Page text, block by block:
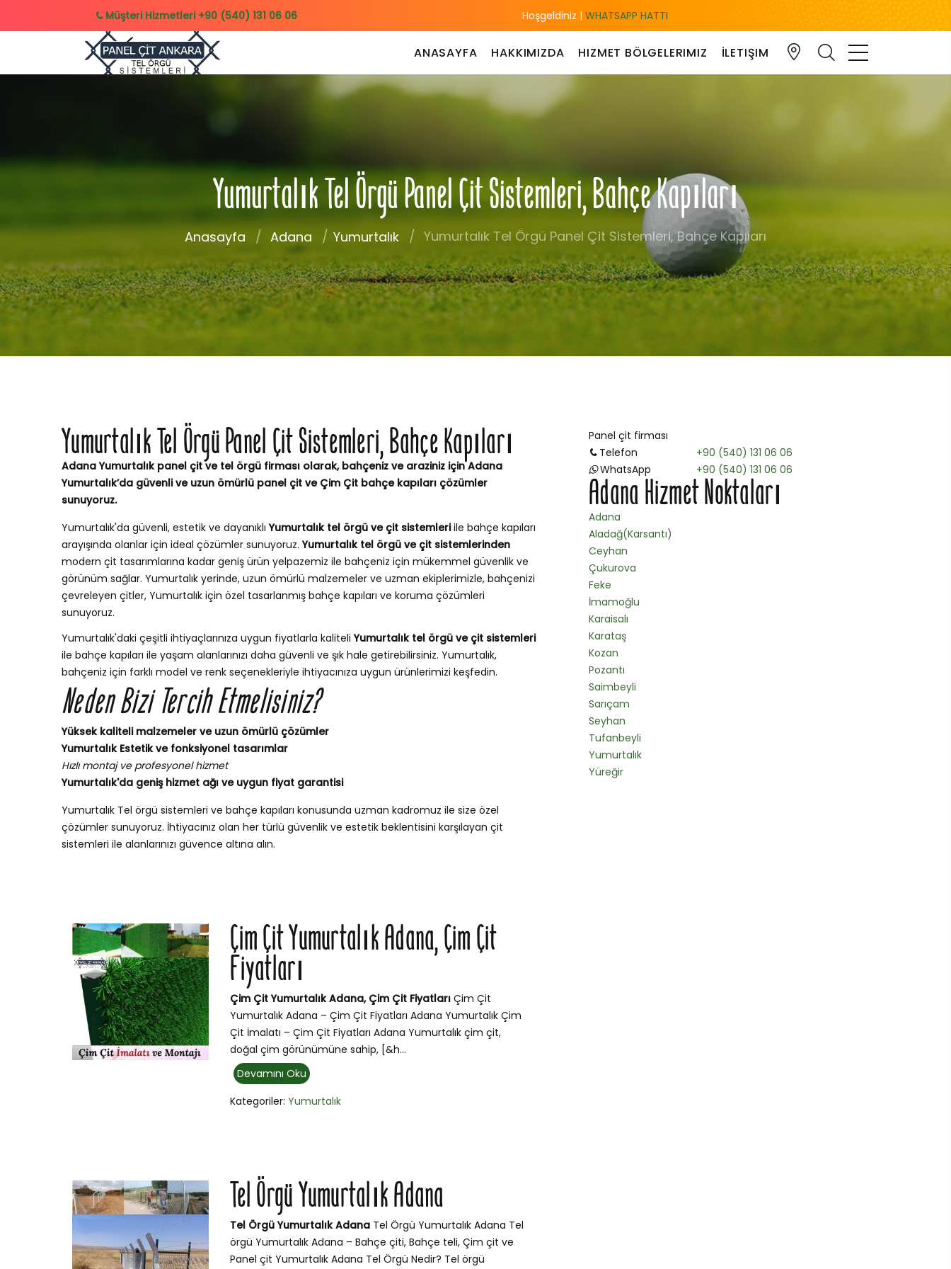
Müşteri Hizmetleri +90 (540) 131 06 06 Hoşgeldiniz | WHATSAPP HATTI
ANASAYFA HAKKIMIZDA HIZMET BÖLGELERIMIZ İLETIŞIM
Yumurtalık Tel Örgü Panel Çit Sistemleri, Bahçe Kapıları
Anasayfa Adana Yumurtalık Yumurtalık Tel Örgü Panel Çit Sistemleri, Bahçe Kapıları
Panel çit firması
Telefon
+90 (540) 131 06 06
WhatsApp
+90 (540) 131 06 06
Adana Hizmet Noktaları
Adana
Aladağ(Karsantı)
Ceyhan
Çukurova
Feke
İmamoğlu
Karaisalı
Karataş
Kozan
Pozantı
Saimbeyli
Sarıçam
Seyhan
Tufanbeyli
Yumurtalık
Yüreğir
Yumurtalık Tel Örgü Panel Çit Sistemleri, Bahçe Kapıları
Adana Yumurtalık panel çit ve tel örgü firması olarak, bahçeniz ve araziniz için Adana
Yumurtalık’da güvenli ve uzun ömürlü panel çit ve Çim Çit bahçe kapıları çözümler
sunuyoruz.
Yumurtalık'da güvenli, estetik ve dayanıklıYumurtalık tel örgü ve çit sistemleriile bahçe kapıları
arayışında olanlar için ideal çözümler sunuyoruz.Yumurtalık tel örgü ve çit sistemlerinden
modern çit tasarımlarına kadar geniş ürün yelpazemiz ile bahçeniz için mükemmel güvenlik ve
görünüm sağlar. Yumurtalık yerinde, uzun ömürlü malzemeler ve uzman ekiplerimizle, bahçenizi
çevreleyen çitler, Yumurtalık için özel tasarlanmış bahçe kapıları ve koruma çözümleri
sunuyoruz.
Yumurtalık'daki çeşitli ihtiyaçlarınıza uygun fiyatlarla kaliteliYumurtalık tel örgü ve çit sistemleri
ile bahçe kapıları ile yaşam alanlarınızı daha güvenli ve şık hale getirebilirsiniz. Yumurtalık,
bahçeniz için farklı model ve renk seçenekleriyle ihtiyacınıza uygun ürünlerimizi keşfedin.
Neden Bizi Tercih Etmelisiniz?
Yüksek kaliteli malzemeler ve uzun ömürlü çözümler
Yumurtalık Estetik ve fonksiyonel tasarımlar
Hızlı montaj ve profesyonel hizmet
Yumurtalık'da geniş hizmet ağı ve uygun fiyat garantisi
Yumurtalık Tel örgü sistemleri ve bahçe kapıları konusunda uzman kadromuz ile size özel
çözümler sunuyoruz. İhtiyacınız olan her türlü güvenlik ve estetik beklentisini karşılayan çit
sistemleri ile alanlarınızı güvence altına alın.
Çim Çit Yumurtalık Adana, Çim Çit
Fiyatları
Çim Çit Yumurtalık Adana, Çim Çit Fiyatları Çim Çit
Yumurtalık Adana – Çim Çit Fiyatları Adana Yumurtalık Çim
Çit İmalatı – Çim Çit Fiyatları Adana Yumurtalık çim çit,
doğal çim görünümüne sahip, [&h...
Devamını Oku
Kategoriler:Yumurtalık
Tel Örgü Yumurtalık Adana
Tel Örgü Yumurtalık Adana Tel Örgü Yumurtalık Adana Tel
örgü Yumurtalık Adana – Bahçe çiti, Bahçe teli, Çim çit ve
Panel çit Yumurtalık Adana Tel Örgü Nedir? Tel örgü